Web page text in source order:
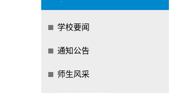
学校要闻
通知公告
师生风采